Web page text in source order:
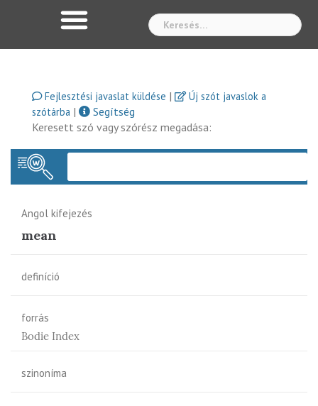
Fejlesztési javaslat küldése |
Új szót javaslok a
szótárba |
Segítség
Keresett szó vagy szórész megadása:
Angol kifejezés
mean
definíció
forrás
Bodie Index
szinoníma